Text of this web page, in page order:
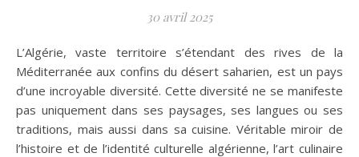
30 avril 2025
L’Algérie, vaste territoire s’étendant des rives de la
Méditerranée aux confins du désert saharien, est un pays
d’une incroyable diversité. Cette diversité ne se manifeste
pas uniquement dans ses paysages, ses langues ou ses
traditions, mais aussi dans sa cuisine. Véritable miroir de
l’histoire et de l’identité culturelle algérienne, l’art culinaire